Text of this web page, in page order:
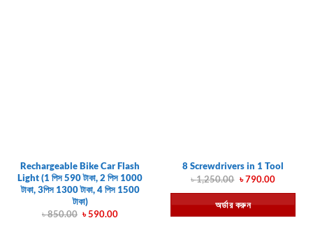
Rechargeable Bike Car Flash
Light (1 পিস 590 টাকা, 2 পিস 1000
টাকা, 3পিস 1300 টাকা, 4 পিস 1500
টাকা)
৳850.00 Original
৳590.00Current
8 Screwdrivers in 1 Tool
৳1,250.00 Original
was:
৳ 1,250.00.
৳790.00Current
is:
৳ 790.00.
অর্ডার করুন